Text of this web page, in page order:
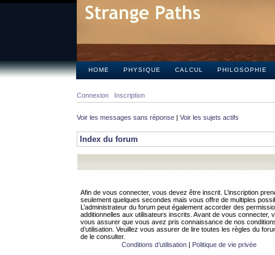
HOME PHYSIQUE CALCUL PHILOSOPHIE
Connexion Inscription
Voir les messages sans réponse | Voir les sujets actifs
Index du forum
Afin de vous connecter, vous devez être inscrit. L’inscription
seulement quelques secondes mais vous offre de multiples
L’administrateur du forum peut également accorder des
additionnelles aux utilisateurs inscrits. Avant de vous connecter,
vous assurer que vous avez pris connaissance de nos
d’utilisation. Veuillez vous assurer de lire toutes les règles du
de le consulter.
Conditions d’utilisation| Politique de vie privée